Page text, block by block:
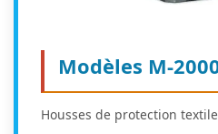
Modèles M-
Housses de protection